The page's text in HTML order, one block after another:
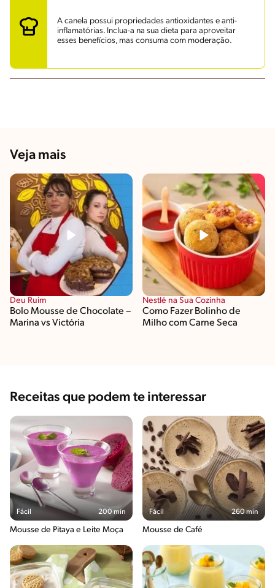
A canela possui propriedades antioxidantes e anti-
inflamatórias. Inclua-a na sua dieta para aproveitar
esses benefícios, mas consuma com moderação.
Veja mais
Deu Ruim
Bolo Mousse de Chocolate –
Marina vs Victória
Nestlé na Sua Cozinha
Como Fazer Bolinho de
Milho com Carne Seca
Receitas que podem te interessar
Fácil 200 min
Mousse de Pitaya e Leite Moça
Fácil 260 min
Mousse de Café